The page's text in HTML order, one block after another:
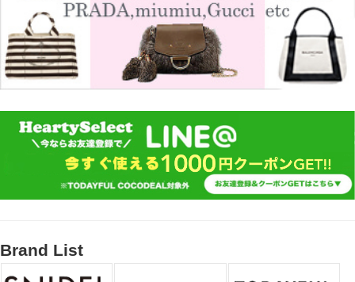
Brand List